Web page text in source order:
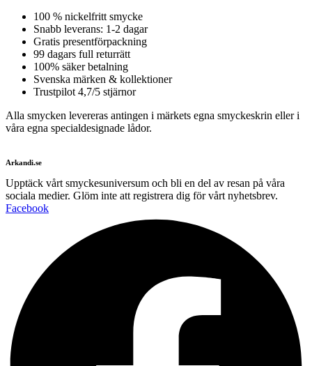
100 % nickelfritt smycke
Snabb leverans: 1-2 dagar
Gratis presentförpackning
99 dagars full returrätt
100% säker betalning
Svenska märken & kollektioner
Trustpilot 4,7/5 stjärnor
Alla smycken levereras antingen i märkets egna smyckeskrin eller i
våra egna specialdesignade lådor.
Arkandi.se
Upptäck vårt smyckesuniversum och bli en del av resan på våra
sociala medier. Glöm inte att registrera dig för vårt nyhetsbrev.
Facebook